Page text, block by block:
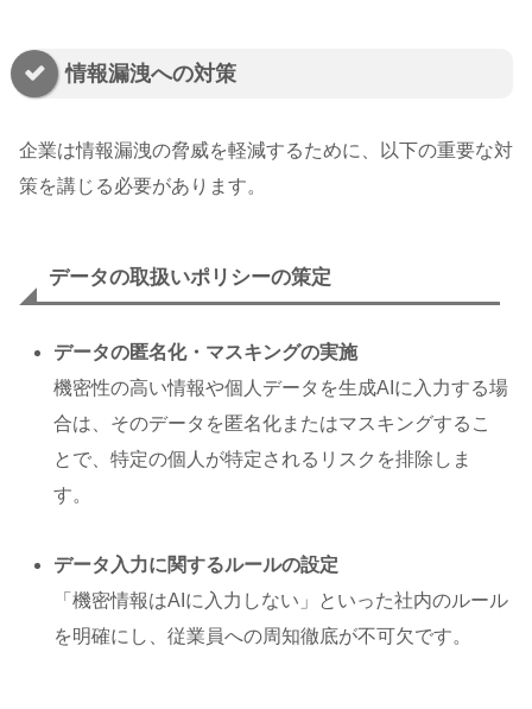
情報漏洩への対策
企業は情報漏洩の脅威を軽減するために、以下の重要な対
策を講じる必要があります。
データの取扱いポリシーの策定
データの匿名化・マスキングの実施
機密性の高い情報や個人データを生成AIに入力する場
合は、そのデータを匿名化またはマスキングするこ
とで、特定の個人が特定されるリスクを排除しま
す。
データ入力に関するルールの設定
「機密情報はAIに入力しない」といった社内のルール
を明確にし、従業員への周知徹底が不可欠です。